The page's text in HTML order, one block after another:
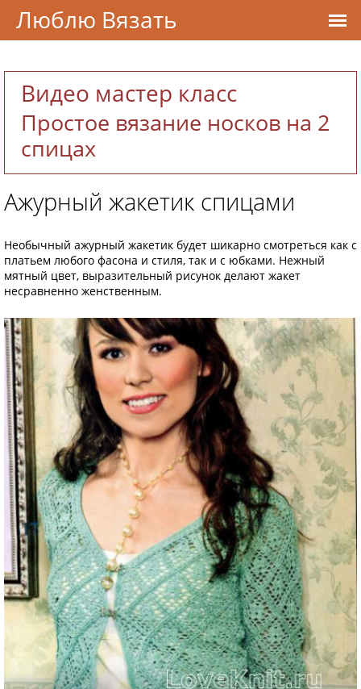
Видео мастер класс
Простое вязание носков на 2
спицах
Ажурный жакетик спицами
Необычный ажурный жакетик будет шикарно смотреться как с
платьем любого фасона и стиля, так и с юбками. Нежный
мятный цвет, выразительный рисунок делают жакет
несравненно женственным.
Люблю Вязать